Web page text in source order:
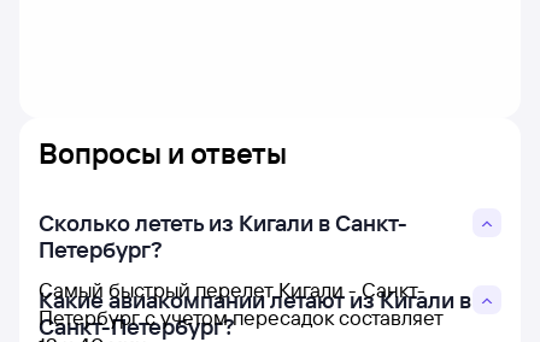
Вопросы и ответы
Сколько лететь из Кигали в Санкт-
Петербург?
Самый быстрый перелет Кигали - Санкт-
Петербург с учетом пересадок составляет
Какие авиакомпании летают из Кигали в
Санкт-Петербург?